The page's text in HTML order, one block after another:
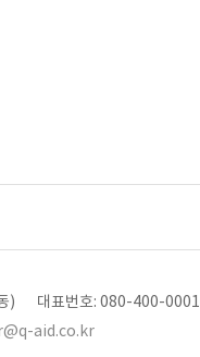
)
대표번호: 080-400-0001
aid.co.kr